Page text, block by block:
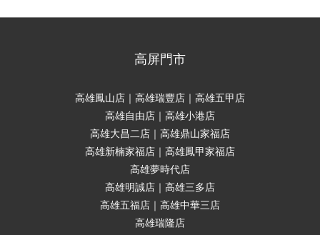
高屏門市
高雄鳳山店｜高雄瑞豐店｜高雄五甲店
高雄自由店｜高雄小港店
高雄大昌二店｜高雄鼎山家福店
高雄新楠家福店｜高雄鳳甲家福店
高雄夢時代店
高雄明誠店｜高雄三多店
高雄五福店｜高雄中華三店
高雄瑞隆店